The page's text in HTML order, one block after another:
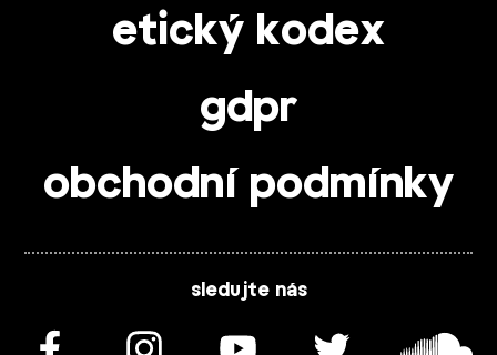
etický kodex
gdpr
obchodní podmínky
sledujte nás